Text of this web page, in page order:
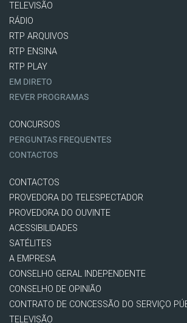
TELEVISÃO
RÁDIO
RTP ARQUIVOS
RTP ENSINA
RTP PLAY
EM DIRETO
REVER PROGRAMAS
CONCURSOS
PERGUNTAS FREQUENTES
CONTACTOS
CONTACTOS
PROVEDORA DO TELESPECTADOR
PROVEDORA DO OUVINTE
ACESSIBILIDADES
SATÉLITES
A EMPRESA
CONSELHO GERAL INDEPENDENTE
CONSELHO DE OPINIÃO
CONTRATO DE CONCESSÃO DO SERVIÇO
TELEVISÃO